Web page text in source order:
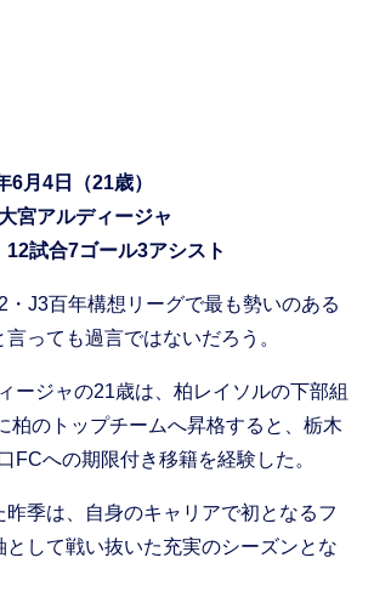
6月4日（21歳）
宮アルディージャ
試合7ゴール3アシスト
J3百年構想リーグで最も勢いのある
っても過言ではないだろう。
ージャの21歳は、柏レイソルの下部組
柏のトップチームへ昇格すると、栃木
FCへの期限付き移籍を経験した。
季は、自身のキャリアで初となるフ
として戦い抜いた充実のシーズンとな